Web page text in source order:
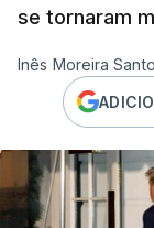
se tornaram
Inês Moreira